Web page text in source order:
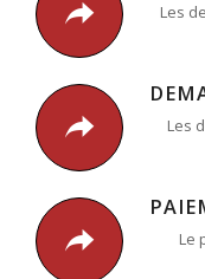
Les
Les
Le